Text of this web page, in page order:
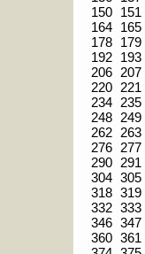
150
151
164
165
178
179
192
193
206 207
220
221
234
235
248
249
262
263
276
277
290
291
304 305
318 319
332 333
346 347
360 361